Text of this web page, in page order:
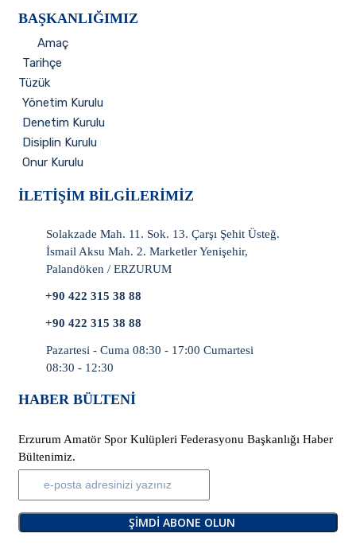
BAŞKANLIĞIMIZ
Amaç
Tarihçe
Tüzük
Yönetim Kurulu
Denetim Kurulu
Disiplin Kurulu
Onur Kurulu
İLETIŞIM BILGILERIMIZ
Solakzade Mah. 11. Sok. 13. Çarşı Şehit Üsteğ.
İsmail Aksu Mah. 2. Marketler Yenişehir,
Palandöken / ERZURUM
+90 422 315 38 88
+90 422 315 38 88
Pazartesi - Cuma 08:30 - 17:00 Cumartesi
08:30 - 12:30
HABER BÜLTENI
Erzurum Amatör Spor Kulüpleri Federasyonu Başkanlığı Haber
Bültenimiz.
ŞIMDI ABONE OLUN